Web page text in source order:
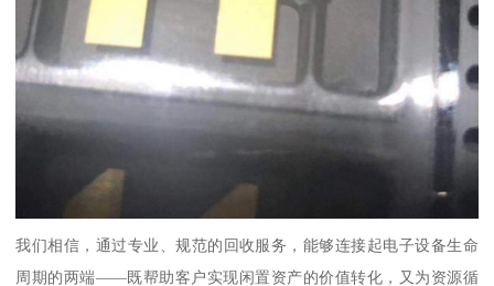
我们相信，通过专业、规范的回收服务，能够连接起电子设备生命
周期的两端——既帮助客户实现闲置资产的价值转化，又为资源循